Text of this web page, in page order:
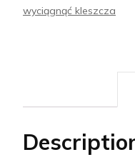
wyciągnąć kleszcza